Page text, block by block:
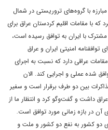
با گروه‌های تروریستی در شمال
با مقامات اقلیم کردستان عراق برای
با ایران به توافق رسیده است،
توافقنامه امنیتی ایران و عراق
عراقی دارد که نسبت به اجرای
شده عملی و اجرایی کند. الان
بین دو طرف برقرار است و سفیر
داشت و گفت‌وگو کرد و انتظار ما از
آن در بازه زمانی مورد توافق است.
دو کشور به نفع دو کشور و ملت و